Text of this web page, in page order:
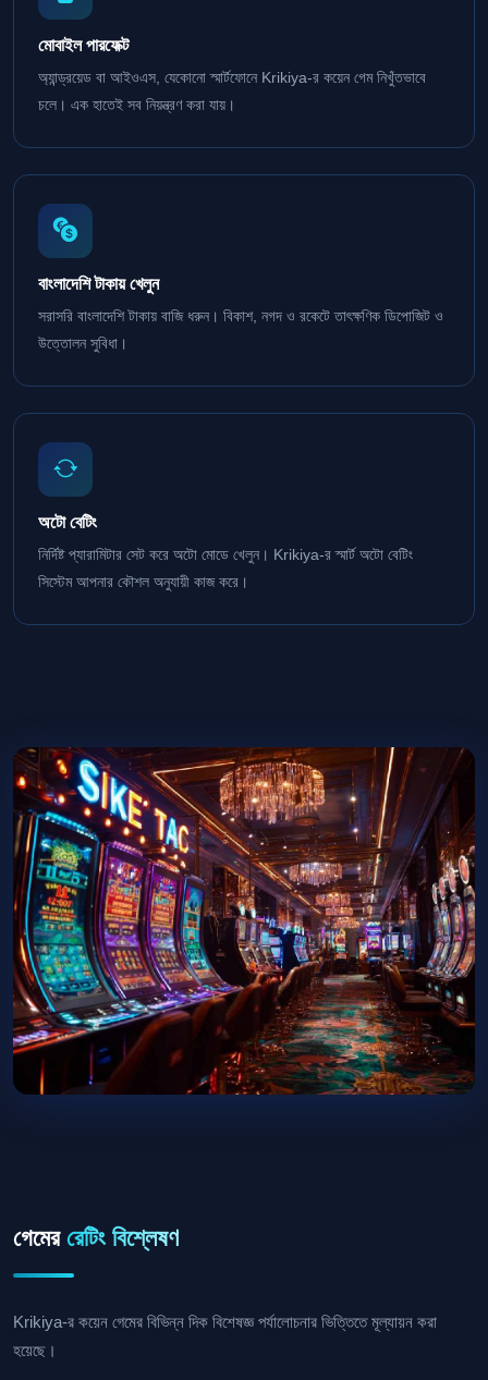
মোবাইল পারফেক্ট
অ্যান্ড্রয়েড বা আইওএস, যেকোনো স্মার্টফোনে Krikiya-র কয়েন গেম নিখুঁতভাবে
চলে। এক হাতেই সব নিয়ন্ত্রণ করা যায়।
বাংলাদেশি টাকায় খেলুন
সরাসরি বাংলাদেশি টাকায় বাজি ধরুন। বিকাশ, নগদ ও রকেটে তাৎক্ষণিক ডিপোজিট ও
উত্তোলন সুবিধা।
অটো বেটিং
নির্দিষ্ট প্যারামিটার সেট করে অটো মোডে খেলুন। Krikiya-র স্মার্ট অটো বেটিং
সিস্টেম আপনার কৌশল অনুযায়ী কাজ করে।
গেমের রেটিং বিশ্লেষণ
Krikiya-র কয়েন গেমের বিভিন্ন দিক বিশেষজ্ঞ পর্যালোচনার ভিত্তিতে মূল্যায়ন করা
হয়েছে।